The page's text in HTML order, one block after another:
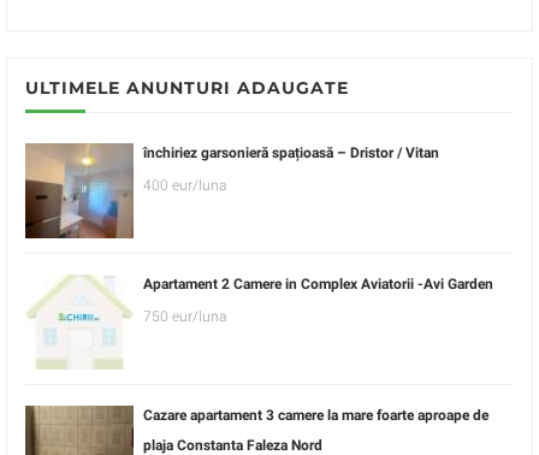
ULTIMELE ANUNTURI ADAUGATE
închiriez garsonieră spațioasă – Dristor / Vitan
400 eur/luna
Apartament 2 Camere in Complex Aviatorii -Avi Garden
750 eur/luna
Cazare apartament 3 camere la mare foarte aproape de
plaja Constanta Faleza Nord